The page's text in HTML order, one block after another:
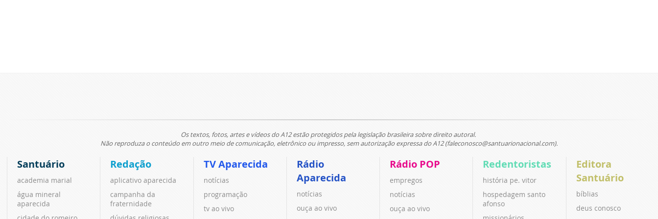
Os textos, fotos, artes e vídeos do A12 estão protegidos pela legislação brasileira sobre direito autoral.
Não reproduza o conteúdo em outro meio de comunicação, eletrônico ou impresso, sem autorização expressa do A12 (faleconosco@santuarionacional.com).
Santuário
academia marial
água mineral
aparecida
Redação
aplicativo aparecida
campanha da
fraternidade
TV Aparecida
notícias
programação
tv ao vivo
Rádio
Aparecida
notícias
ouça ao vivo
Rádio POP
empregos
notícias
ouça ao vivo
Redentoristas
história pe. vitor
hospedagem santo
afonso
Editora
Santuário
bíblias
deus conosco